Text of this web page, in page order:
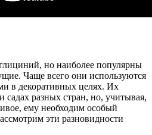
но наиболее популярны
Чаще всего они используются
в декоративных целях. Их
садах разных стран, но, учитывая,
ему необходим особый
эти разновидности